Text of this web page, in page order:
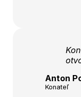
Anton
Konateľ